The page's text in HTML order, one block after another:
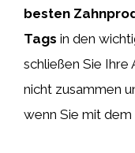
besten
Tags in den
schließen Sie Ihre
nicht zusammen
wenn Sie mit dem